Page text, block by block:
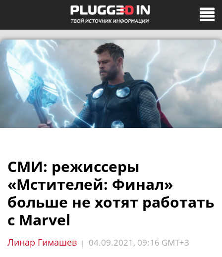
СМИ: режиссеры
«Мстителей: Финал»
больше не хотят работать
с Marvel
Линар Гимашев | 04.09.2021, 09:16 GMT+3